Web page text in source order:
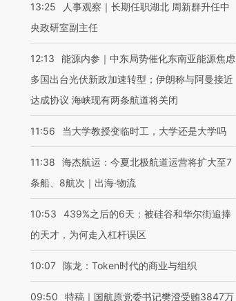
13:25
人事观察｜长期任职湖北 周新群升任中
央政研室副主任
12:13
能源内参｜中东局势催化东南亚能源焦虑
多国出台光伏新政加速转型；伊朗称与阿曼接近
达成协议 海峡现有两条航道将关闭
11:56 当大学教授变临时工，大学还是大学吗
11:38
海杰航运：今夏北极航道运营将扩大至7
条船、8航次｜出海·物流
10:53
439%之后的6天：被硅谷和华尔街追捧
的天才，为何走入杠杆误区
10:07 陈龙：Token时代的商业与组织
09:50
特稿｜国航原党委书记樊澄受贿3847万